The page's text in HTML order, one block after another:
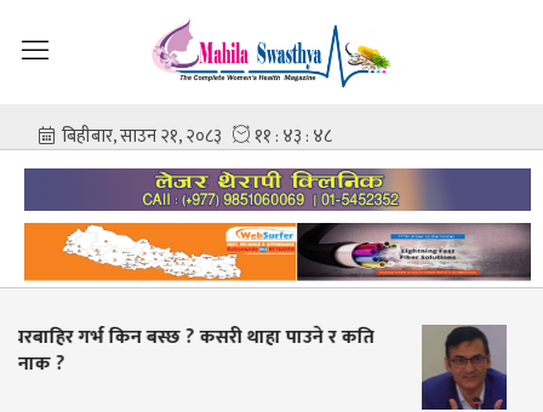
स्वास्थ्य क्षेत्रमा व्यापक सुधारको तयारी, भदौभित्र बीमाको